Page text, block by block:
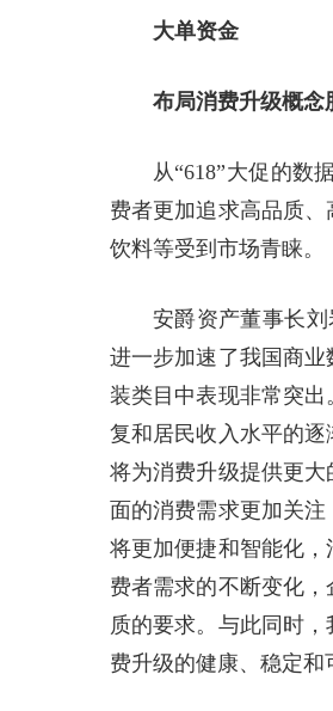
大单资金
布局消费升级概念
从“618”大促的数
费者更加追求高品质
饮料等受到市场青睐。
安爵资产董事长
进一步加速了我国商
装类目中表现非常突
复和居民收入水平的
将为消费升级提供更
面的消费需求更加关
将更加便捷和智能化
费者需求的不断变化
质的要求。与此同时
费升级的健康、稳定和